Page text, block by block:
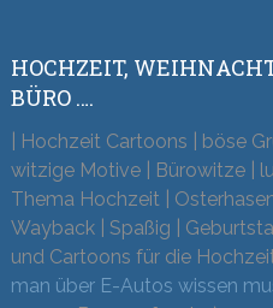
HOCHZEIT,
BÜRO ….
| Hochzeit Cartoons | böse
witzige Motive | Bürowitze |
Thema Hochzeit |
Wayback | Spaßig |
und Cartoons für die
man über E-Autos wissen